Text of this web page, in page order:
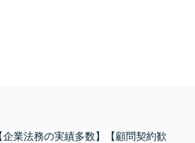
企業法務の実績多数】【顧問契約歓